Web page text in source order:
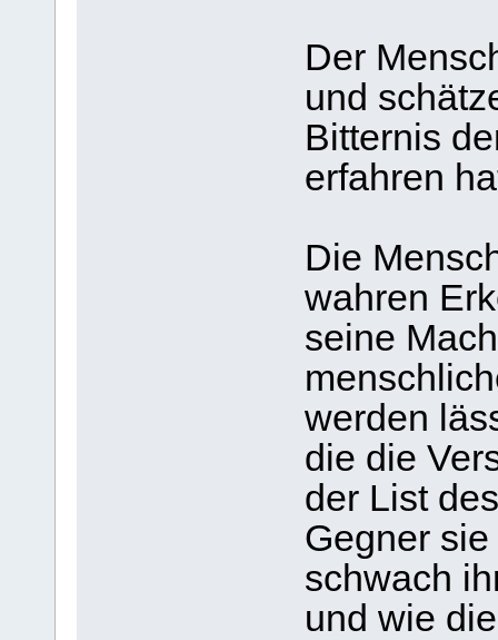
Der
und
Bitternis
erfahren
Die
wahren
seine
werden
die die
der List
Gegner
schwach
und wie